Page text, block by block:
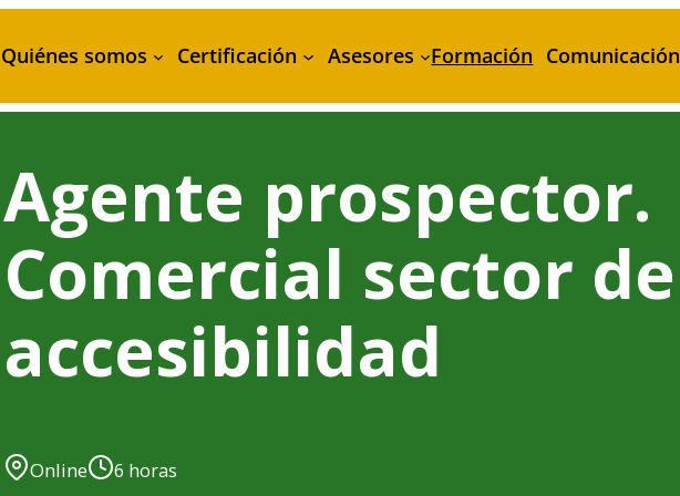
Quiénes somos Certificación Asesores Formación Comunicación